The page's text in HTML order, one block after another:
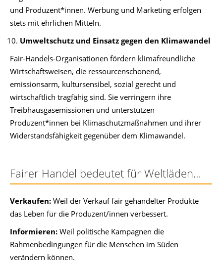
und Produzent*innen. Werbung und Marketing erfolgen
stets mit ehrlichen Mitteln.
Umweltschutz und Einsatz gegen den Klimawandel
Fair-Handels-Organisationen fördern klimafreundliche
Wirtschaftsweisen, die ressourcenschonend,
emissionsarm, kultursensibel, sozial gerecht und
wirtschaftlich tragfähig sind. Sie verringern ihre
Treibhausgasemissionen und unterstützen
Produzent*innen bei Klimaschutzmaßnahmen und ihrer
Widerstandsfähigkeit gegenüber dem Klimawandel.
Fairer Handel bedeutet für Weltläden…
Verkaufen: Weil der Verkauf fair gehandelter Produkte
das Leben für die Produzent/innen verbessert.
Informieren: Weil politische Kampagnen die
Rahmenbedingungen für die Menschen im Süden
verändern können.